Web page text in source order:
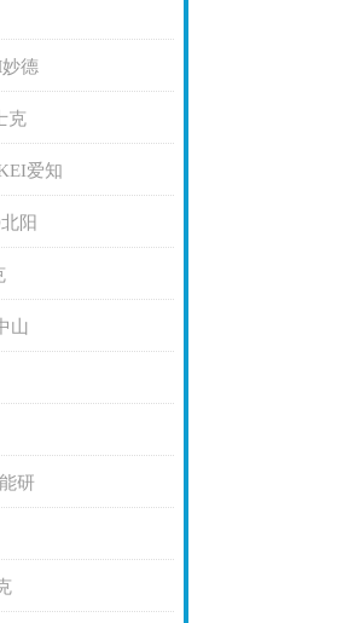
德
克
爱知
阳
山
研